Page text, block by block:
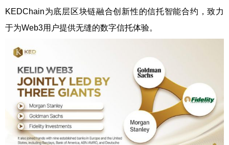
KEDChain为底层区块链融合创新性的信托智能合约，致力
于为Web3用户提供无缝的数字信托体验。